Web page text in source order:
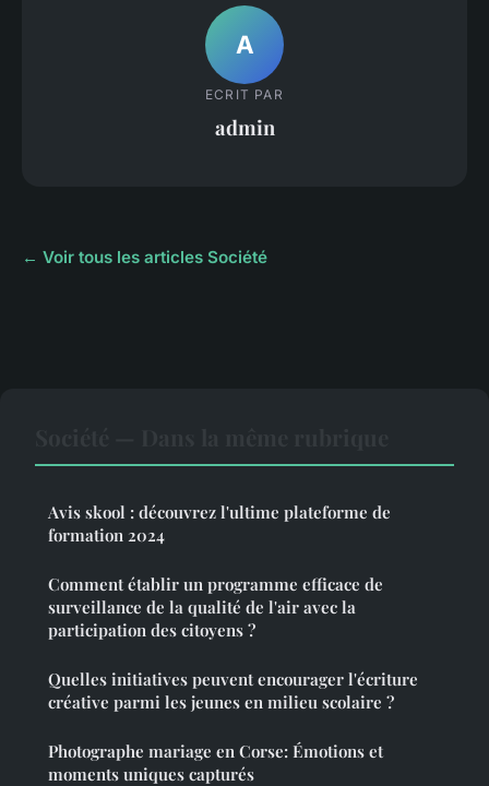
A
ECRIT PAR
admin
← Voir tous les articles Société
Avis skool : découvrez l'ultime plateforme de
formation 2024
Comment établir un programme efficace de
surveillance de la qualité de l'air avec la
participation des citoyens ?
Quelles initiatives peuvent encourager l'écriture
créative parmi les jeunes en milieu scolaire ?
Photographe mariage en Corse: Émotions et
moments uniques capturés